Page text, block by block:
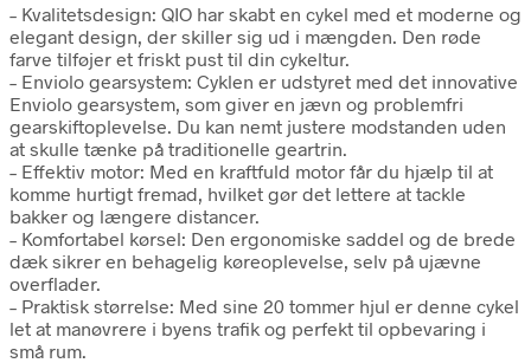
– Kvalitetsdesign: QIO har skabt en cykel med et moderne og
elegant design, der skiller sig ud i mængden. Den røde
farve tilføjer et friskt pust til din cykeltur.
– Enviolo gearsystem: Cyklen er udstyret med det innovative
Enviolo gearsystem, som giver en jævn og problemfri
gearskiftoplevelse. Du kan nemt justere modstanden uden
at skulle tænke på traditionelle geartrin.
– Effektiv motor: Med en kraftfuld motor får du hjælp til at
komme hurtigt fremad, hvilket gør det lettere at tackle
bakker og længere distancer.
– Komfortabel kørsel: Den ergonomiske saddel og de brede
dæk sikrer en behagelig køreoplevelse, selv på ujævne
overflader.
– Praktisk størrelse: Med sine 20 tommer hjul er denne cykel
let at manøvrere i byens trafik og perfekt til opbevaring i
små rum.